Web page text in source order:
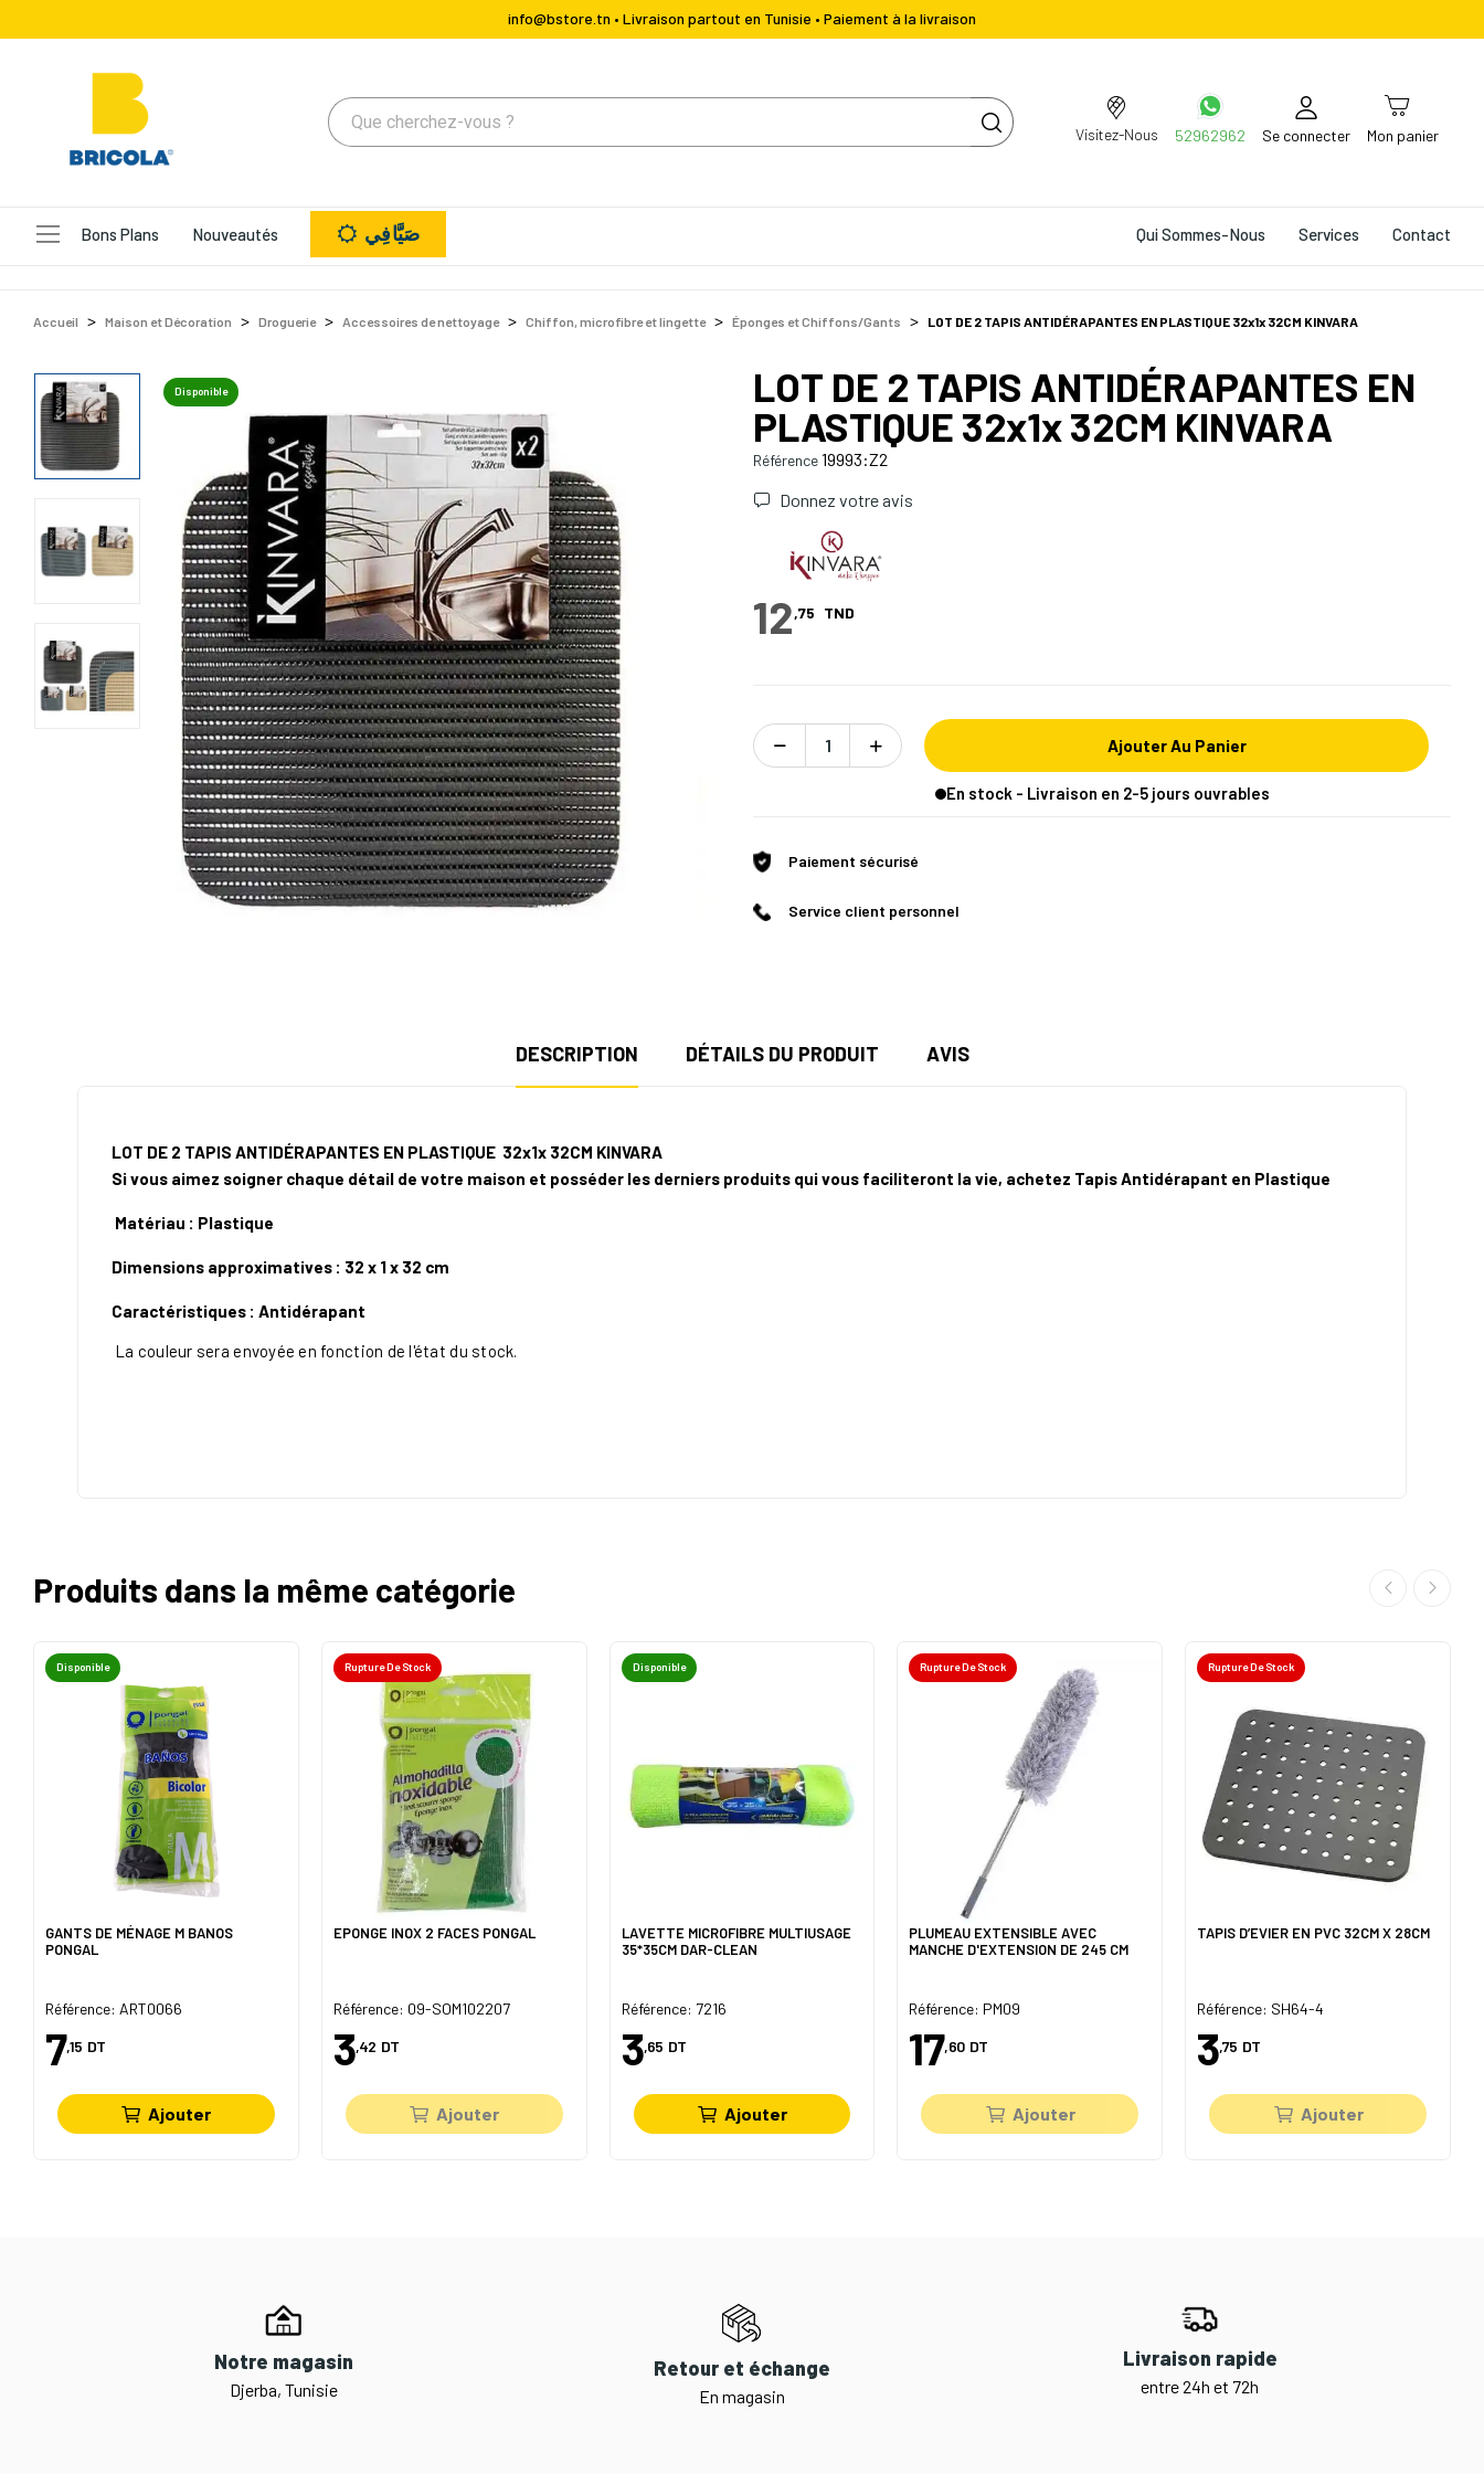
info@bstore.tn • Livraison partout en Tunisie • Paiement à la livraison
Visitez-Nous 52962962 Se connecter Mon panier
Bons Plans Nouveautés Qui Sommes-Nous Services Contact صَيَّافِي
Accueil Maison et Décoration Droguerie Accessoires de nettoyage Chiffon, microfibre et lingette Éponges et Chiffons/Gants LOT DE 2 TAPIS ANTIDÉRAPANTES EN PLASTIQUE 32x1x 32CM KINVARA
Disponible
LOT DE 2 TAPIS ANTIDÉRAPANTES EN
PLASTIQUE 32x1x 32CM KINVARA
Référence19993:Z2
Donnez votre avis
12,75 TND
Ajouter Au Panier
En stock - Livraison en 2-5 jours ouvrables
Paiement sécurisé
Service client personnel
DESCRIPTION DÉTAILS DU PRODUIT AVIS
LOT DE 2 TAPIS ANTIDÉRAPANTES EN PLASTIQUE 32x1x 32CM KINVARA
Si vous aimez soigner chaque détail de votre maison et posséder les derniers produits qui vous faciliteront la vie, achetez Tapis Antidérapant en Plastique
Matériau : Plastique
Dimensions approximatives : 32 x 1 x 32 cm
Caractéristiques : Antidérapant
La couleur sera envoyée en fonction de l'état du stock.
Produits dans la même catégorie
Disponible
GANTS DE MÉNAGE M BANOS
PONGAL
Référence: ART0066
7,15 DT
Ajouter
Rupture De Stock
EPONGE INOX 2 FACES PONGAL
Référence: 09-SOM102207
3,42 DT
Ajouter
Disponible
LAVETTE MICROFIBRE MULTIUSAGE
35*35CM DAR-CLEAN
Référence: 7216
3,65 DT
Ajouter
Rupture De Stock
PLUMEAU EXTENSIBLE AVEC
MANCHE D'EXTENSION DE 245 CM
Référence: PM09
17,60 DT
Ajouter
Rupture De Stock
TAPIS D’EVIER EN PVC 32CM X 28CM
Référence: SH64-4
3,75 DT
Ajouter
Notre magasin
Djerba, Tunisie
Retour et échange
En magasin
Livraison rapide
entre 24h et 72h